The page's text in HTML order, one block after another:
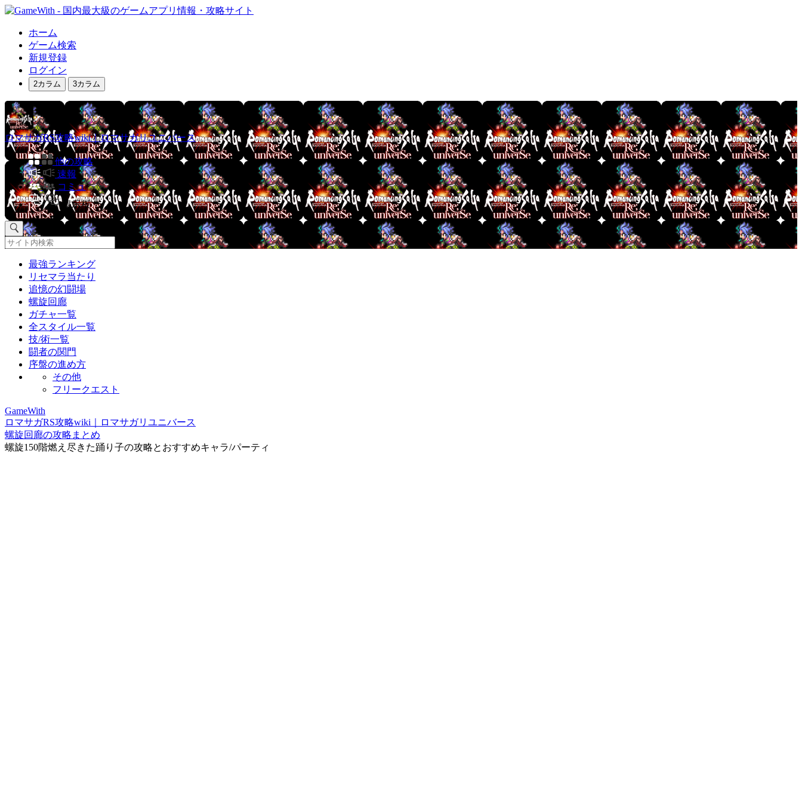
ホーム
ゲーム検索
新規登録
ログイン
2カラム 3カラム
ロマサガRS攻略wiki｜ロマサガリユニバース
他の攻略
速報
コミュ
掲示板
最強ランキング
リセマラ当たり
追憶の幻闘場
螺旋回廊
ガチャ一覧
全スタイル一覧
技/術一覧
闘者の関門
序盤の進め方
その他
フリークエスト
GameWith
ロマサガRS攻略wiki｜ロマサガリユニバース
螺旋回廊の攻略まとめ
螺旋150階燃え尽きた踊り子の攻略とおすすめキャラ/パーティ